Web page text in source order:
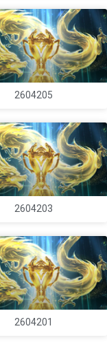
2604205
2604203
2604201